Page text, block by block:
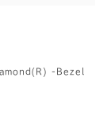
-Bezel